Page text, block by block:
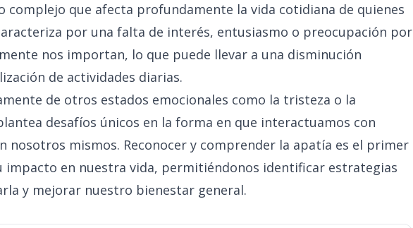
complejo que afecta profundamente la vida cotidiana de quienes
por una falta de interés, entusiasmo o preocupación por
nos importan, lo que puede llevar a una disminución
de actividades diarias.
de otros estados emocionales como la tristeza o la
desafíos únicos en la forma en que interactuamos con
nosotros mismos. Reconocer y comprender la apatía es el primer
impacto en nuestra vida, permitiéndonos identificar estrategias
y mejorar nuestro bienestar general.